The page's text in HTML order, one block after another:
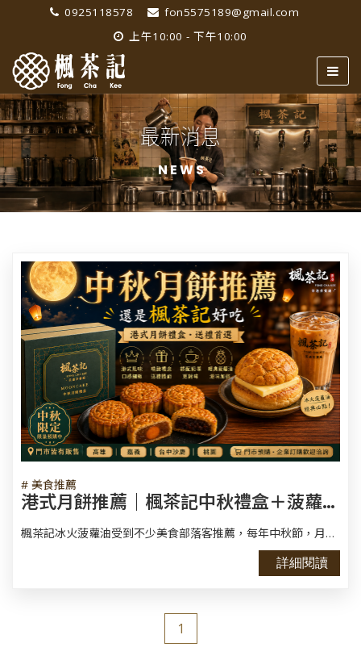
0925118578
fon5575189@gmail.com
上午10:00 - 下午10:00
最新消息
NEWS
# 美食推薦
港式月餅推薦｜楓茶記中秋禮盒＋菠蘿油人氣品牌
楓茶記冰火菠蘿油受到不少美食部落客推薦，每年中秋節，月餅禮盒都是熱門選擇之一。除了傳統品牌，近年也有不少港式茶餐廳推出特色月餅，其中楓茶記以冰火菠蘿油聞名，也推出港式月餅禮盒，成為不少人送禮的新選擇。
詳細閱讀
1